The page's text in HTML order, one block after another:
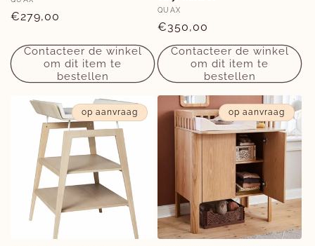
Normale
€279,00
Contacteer de winkel
om dit item te
bestellen
Verkoper:
QUAX
Normale
prijs
€350,00
Contacteer de winkel
om dit item te
bestellen
op aanvraag op aanvraag